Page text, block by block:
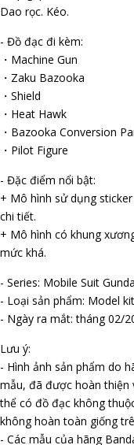
Dao rọc. Kéo.
- Đồ đạc đi kèm:
・Machine Gun
・Zaku Bazooka
・Shield
・Heat Hawk
・Bazooka Conversion
・Pilot Figure
- Đặc điểm nổi bật:
+ Mô hình sử dụng
chi tiết.
+ Mô hình có khung
mức khá.
- Series: Mobile Suit
- Loại sản phẩm: Model
- Ngày ra mắt: tháng 02/
Lưu ý:
- Hình ảnh sản phẩm do
mẫu, đã được hoàn
thể có đồ đạc không
không hoàn toàn giống
- Các mẫu của hãng